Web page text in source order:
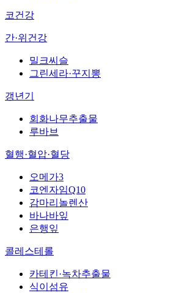
코건강
간·위건강
밀크씨슬
그린세라·꾸지뽕
갱년기
회화나무추출물
루바브
혈행·혈압·혈당
오메가3
코엔자임Q10
감마리놀렌산
바나바잎
은행잎
콜레스테롤
카테킨·녹차추출물
식이섬유